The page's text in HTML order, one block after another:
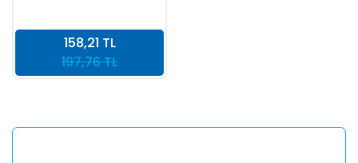
197,76 TL
158,21 TL